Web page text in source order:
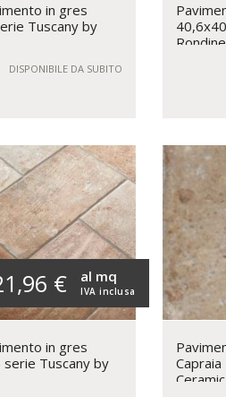
in gres
Tuscany by
DISPONIBILE DA SUBITO
Rondine
€ IVA inclusa
al mq
in gres
Tuscany by